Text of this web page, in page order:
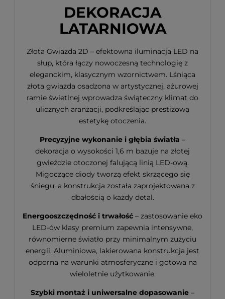
DEKORACJA
LATARNIOWA
Złota Gwiazda 2D – efektowna iluminacja LED na
słup, która łączy nowoczesną technologię z
eleganckim, klasycznym wzornictwem. Lśniąca
złota gwiazda osadzona w artystycznej, ażurowej
ramie świetlnej wprowadza świąteczny klimat do
ulicznych aranżacji, podkreślając prestiżową
estetykę otoczenia.
Precyzyjne wykonanie i głębia światła –
dekoracja o wysokości 1,6 m bazuje na złotej
gwieździe otoczonej falującą linią LED-ową.
Migoczące diody tworzą efekt skrzącego się
śniegu, a konstrukcja została zaprojektowana z
dbałością o każdy detal.
Energooszczędność i trwałość – zastosowanie eko
LED-ów klasy premium zapewnia intensywne,
równomierne światło przy minimalnym zużyciu
energii. Aluminiowa, lakierowana konstrukcja jest
odporna na warunki atmosferyczne i gotowa na
wieloletnie użytkowanie.
Szybki montaż i uniwersalne dopasowanie –